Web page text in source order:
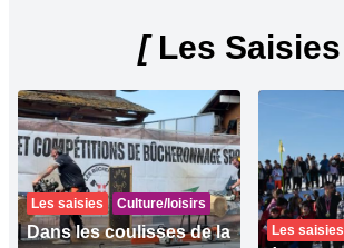
[Les Saisies
Les saisies Culture/loisirs
Dans les coulisses de la
Les saisies